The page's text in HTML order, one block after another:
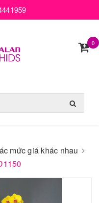
0
mức giá khác nhau